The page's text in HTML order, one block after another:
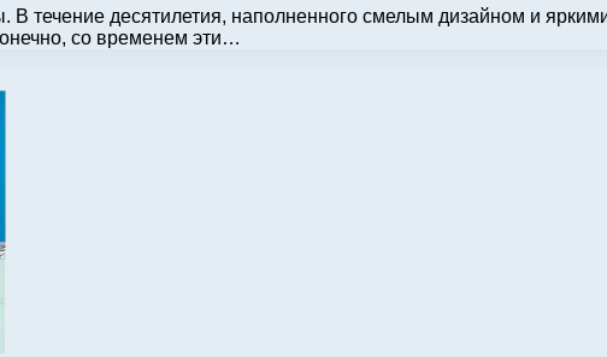
течение десятилетия, наполненного смелым дизайном и
со временем эти…